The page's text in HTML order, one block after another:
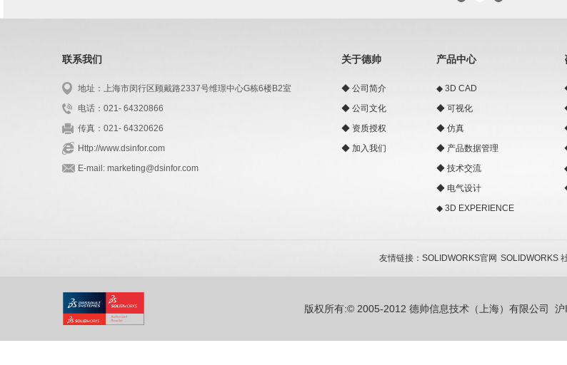
联系我们
地址：上海市闵行区顾戴路2337号维璟中心G栋6楼B2室
电话：021- 64320866
传真：021- 64320626
Http://www.dsinfor.com
E-mail: marketing@dsinfor.com
关于德帅
◆ 公司简介
◆ 公司文化
◆ 资质授权
◆ 加入我们
产品中心
◆ 3D CAD
◆ 可视化
◆ 仿真
◆ 产品数据管理
◆ 技术交流
◆ 电气设计
◆ 3D EXPERIENCE
友情链接： SOLIDWORKS官网 SOLIDWORKS
版权所有:© 2005-2012 德帅信息技术（上海）有限公司 沪